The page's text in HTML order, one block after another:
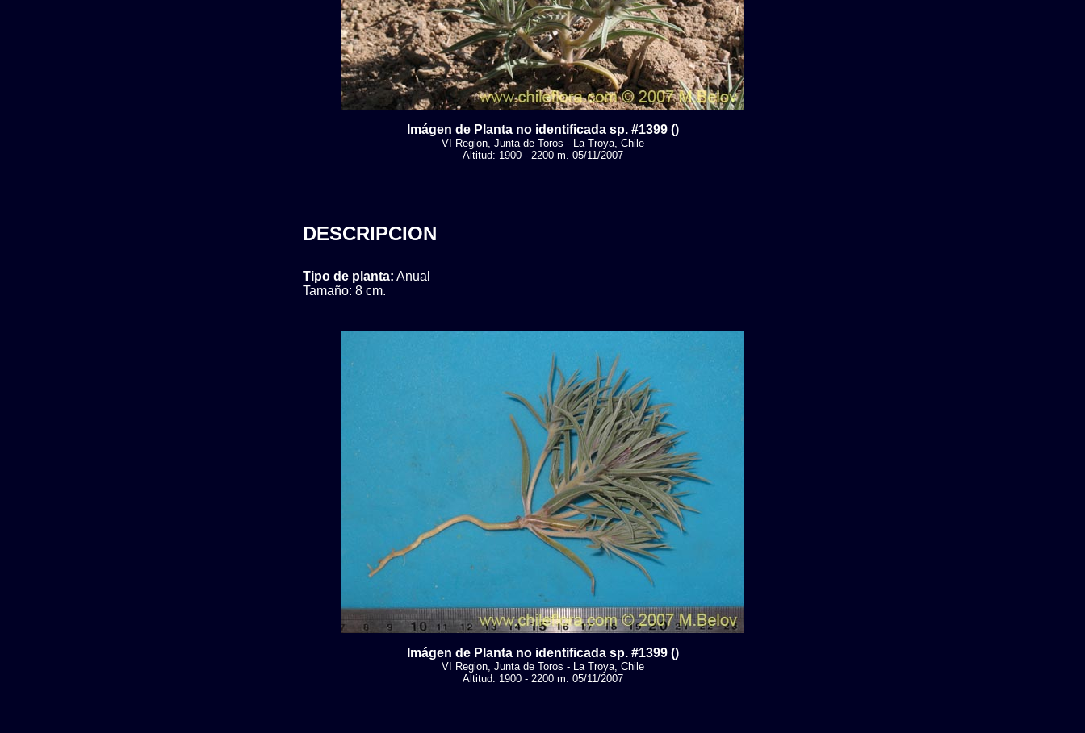
Imágen de Planta no identificada sp. #1399 ()
VI Region, Junta de Toros - La Troya, Chile
Altitud: 1900 - 2200 m. 05/11/2007
DESCRIPCION
Tipo de planta: Anual
Tamaño: 8 cm.
Imágen de Planta no identificada sp. #1399 ()
VI Region, Junta de Toros - La Troya, Chile
Altitud: 1900 - 2200 m. 05/11/2007